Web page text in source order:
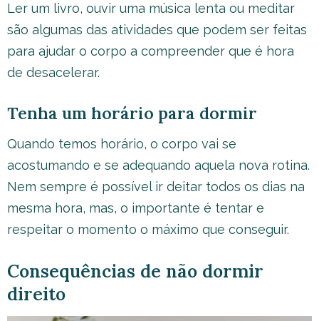
Ler um livro, ouvir uma música lenta ou meditar
são algumas das atividades que podem ser feitas
para ajudar o corpo a compreender que é hora
de desacelerar.
Tenha um horário para dormir
Quando temos horário, o corpo vai se
acostumando e se adequando aquela nova rotina.
Nem sempre é possível ir deitar todos os dias na
mesma hora, mas, o importante é tentar e
respeitar o momento o máximo que conseguir.
Consequências de não dormir
direito